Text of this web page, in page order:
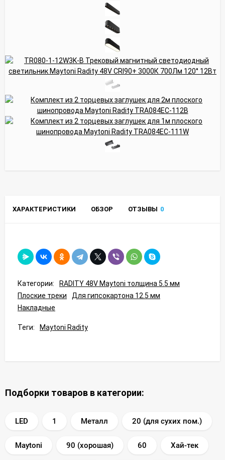
ХАРАКТЕРИСТИКИ ОБЗОР ОТЗЫВЫ 0
Категории:
RADITY 48V Maytoni толщина 5.5 мм
Плоские треки
Для гипсокартона 12.5 мм
Накладные
Теги: Maytoni Radity
Подборки товаров в категории:
LED 1 Металл 20 (для сухих пом.)
Maytoni 90 (хорошая) 60 Хай-тек